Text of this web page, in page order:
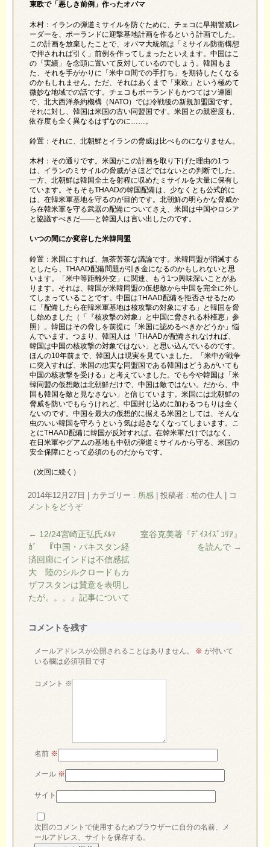
東欧で「悪しき前例」作ったオバマ
木村：イランの弾道ミサイルを防ぐために、チェコに早期警戒レ
ーダーを、ポーランドに迎撃基地計画を作るという計画でした。
この計画を放棄したことで、オバマ大統領は「ミサイル防衛構想
で押されれば引く」前例を作ってしまったといえます。中国はこ
の「実績」を念頭に置いて反対しているのでしょう。韓国もま
た、それを手がかりに「米中ロ間での手打ち」を期待したくなる
のかもしれません。ただ、それはあくまで「東欧」という極めて
微妙な地域での話です。チェコもポーランドもかつてはソ連圏
で、北大西洋条約機構（NATO）では冷戦後の新規加盟国です。
それに対し、韓国は米国の古い同盟国です。米国との親密度も、
依存度も全く異なるはずなのに……。
鈴置：それに、北朝鮮とイランの脅威は比べものになりません。
木村：その通りです。米国がこの計画を取り下げた理由の1つ
は、イランのミサイルの脅威がさほどではないとの判断でした。
一方、北朝鮮は韓国全土を射程に収めたミサイルを大量に保有し
ています。そもそもTHAADの韓国配備は、少なくとも公式的に
は、在韓米軍基地を守るのが目的です。北朝鮮の明らかな脅威か
ら在韓米軍を守る武器の配備についてさえ、米国は中国やロシア
と協議すべきだ――と韓国人は言い出したのです。
いつの間にか変容した米韓同盟
鈴置：米国にすれば、無茶苦茶な議論です。米韓同盟が消滅する
としたら、THAAD配備問題が引き金になるのかもしれないと思
います。「米中等距離外交」に関連、もう1つ興味深いことがあ
ります。それは、韓国が米韓同盟の仮想敵から中国を完全に外し
てしまっていることです。中国はTHAAD配備を拒否させるため
に「配備したら在韓米軍基地は核攻撃の対象にする」と韓国を脅
し始めました（「『核攻撃の対象』と中国に脅される朴槿恵」参
照）。韓国はその脅しを前提に「米国に認めるべきかどうか」悩
んでいます。つまり、韓国人は「THAADが配備されなければ、
韓国は中国の核攻撃の対象ではない」と思い込んでいるのです。
ほんの10年前まで、韓国人は現実を見ていました。「米中が戦争
に突入すれば、米国の忠実な同盟国である韓国はどうあがいても
中国の核攻撃を受ける」と考えていました。でも今や韓国は「米
韓同盟の仮想敵は北朝鮮だけで、中国は敵ではない。だから、中
国も韓国を敵と見なさない」と信じています。米国には北朝鮮の
脅威を防いでもらうけれど、中国封じ込めに加わるつもりは全く
ないのです。中国を最大の仮想的に据える米国としては、そんな
虫のいい韓国を守ろうという気は起きなくなってしまいます。こ
とにTHAAD配備に韓国が反対すれば。在韓米軍だけではなく、
在日米軍やグアムの基地も中朝の弾道ミサイルから守る、米国の
安全保障にとって必須のものだからです。
（次回に続く）
2014年12月27日 カテゴリー : 所感 投稿者 : 柏の住人
コ
メントをどうぞ
← 12/24宮崎正弘氏ﾒﾙﾏ
ｶﾞ 『中国・パキスタン経
済回廊にインドは不信感拡
大 陸のシルクロードもカ
ザフスタンは賛意を表明し
たが。。。』記事について
室谷克美著『ﾃﾞｲｽｲｽﾞｺﾘｱ』
を読んで →
コメントを残す
メールアドレスが公開されることはありません。 ※ が付いて
いる欄は必須項目です
コメント ※
名前 ※
メール ※
サイト
次回のコメントで使用するためブラウザーに自分の名前、メ
ールアドレス、サイトを保存する。